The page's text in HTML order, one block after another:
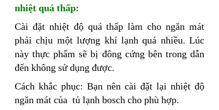
nhiệt quá thấp:
Cài đặt nhiệt độ quá thấp làm cho ngăn mát
phải chịu một lượng khí lạnh quá nhiều. Lúc
này thực phẩm sẽ bị đông cứng bên trong dẫn
đến không sử dụng được.
Cách khắc phục: Bạn nên cài đặt lại nhiệt độ
ngăn mát của tủ lạnh bosch cho phù hợp.